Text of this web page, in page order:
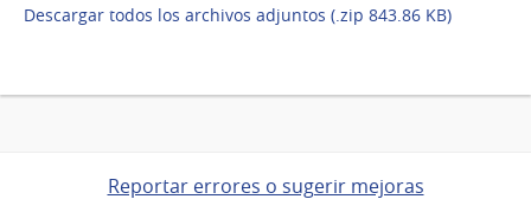
Descargar todos los archivos adjuntos (.zip 843.86 KB)
Reportar errores o sugerir mejoras